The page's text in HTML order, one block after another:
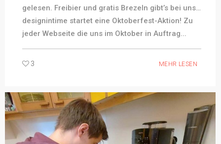
gelesen. Freibier und gratis Brezeln gibt’s bei uns…
designintime startet eine Oktoberfest-Aktion! Zu
jeder Webseite die uns im Oktober in Auftrag...
3 MEHR LESEN